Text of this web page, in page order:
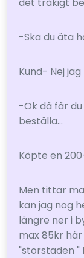
-Ska du äta
Kund- Nej
-Ok då får
beställa...
Köpte en
Men tittar
kan jag nog
längre ner i
max 85kr här
"storstaden "